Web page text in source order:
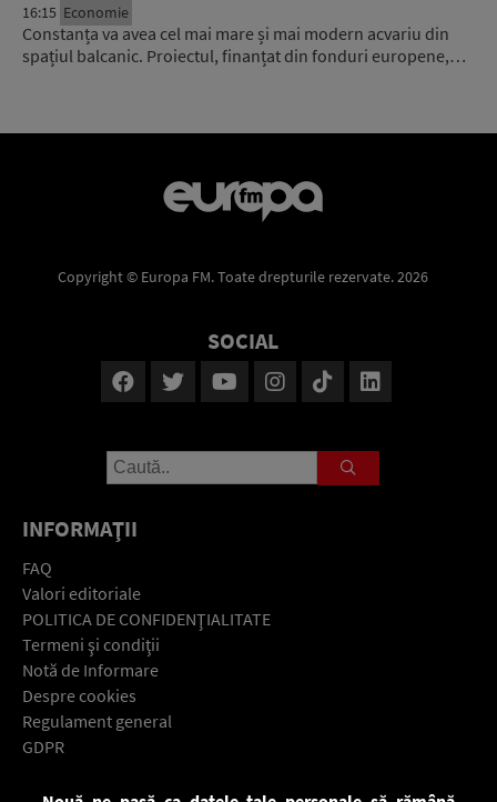
16:15 Economie
Constanța va avea cel mai mare și mai modern acvariu din
spațiul balcanic. Proiectul, finanțat din fonduri europene,…
Copyright © Europa FM. Toate drepturile rezervate. 2026
SOCIAL
INFORMAŢII
FAQ
Valori editoriale
POLITICA DE CONFIDENŢIALITATE
Termeni şi condiţii
Notă de Informare
Despre cookies
Regulament general
GDPR